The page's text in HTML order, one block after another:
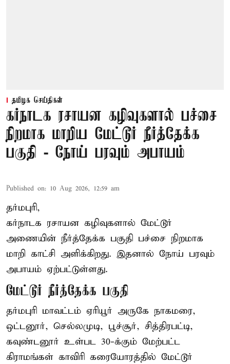
தமிழக செய்திகள்
கர்நாடக ரசாயன கழிவுகளால் பச்சை
நிறமாக மாறிய மேட்டூர் நீர்த்தேக்க
பகுதி - நோய் பரவும் அபாயம்
Published on: 10 Aug 2026, 12:59 am
தர்மபுரி,
கர்நாடக ரசாயன கழிவுகளால் மேட்டூர்
அணையின் நீர்த்தேக்க பகுதி பச்சை நிறமாக
மாறி காட்சி அளிக்கிறது. இதனால் நோய் பரவும்
அபாயம் ஏற்பட்டுள்ளது.
மேட்டூர் நீர்த்தேக்க பகுதி
தர்மபுரி மாவட்டம் ஏரியூர் அருகே நாகமரை,
ஒட்டனூர், செல்லமுடி, பூச்சூர், சித்திரபட்டி,
கவுண்டனூர் உள்பட 30-க்கும் மேற்பட்ட
கிராமங்கள் காவிரி கரையோரத்தில் மேட்டூர்